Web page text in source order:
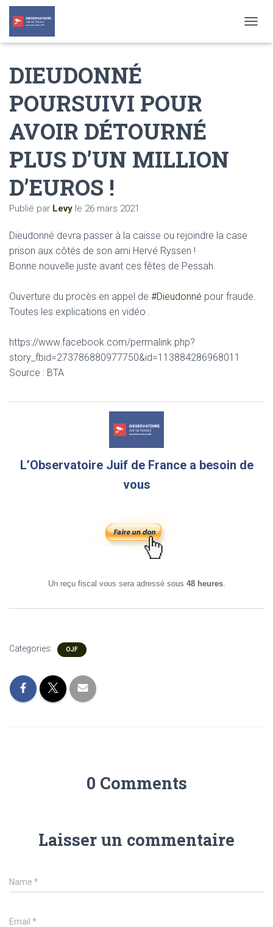
O
DIEUDONNÉ
POURSUIVI POUR
AVOIR DÉTOURNÉ
PLUS D’UN MILLION
D’EUROS !
Publié par Levy le 26 mars 2021
Dieudonné devra passer à la caisse ou rejoindre la case
prison aux côtés de son ami Hervé Ryssen !
Bonne nouvelle juste avant ces fêtes de Pessah.
Ouverture du procès en appel de #Dieudonné pour fraude.
Toutes les explications en vidéo .
https://www.facebook.com/permalink.php?
story_fbid=273786880977750&id=113884286968011
Source : BTA
L’Observatoire Juif de France a besoin de
vous
Un reçu fiscal vous sera adressé sous 48 heures.
Categories: OJF
0 Comments
Laisser un commentaire
Name *
Email *